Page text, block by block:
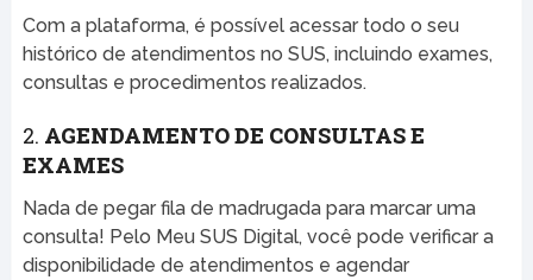
Com a plataforma, é possível acessar todo o seu
histórico de atendimentos no SUS, incluindo exames,
consultas e procedimentos realizados.
2. AGENDAMENTO DE CONSULTAS E
EXAMES
Nada de pegar fila de madrugada para marcar uma
consulta! Pelo Meu SUS Digital, você pode verificar a
disponibilidade de atendimentos e agendar